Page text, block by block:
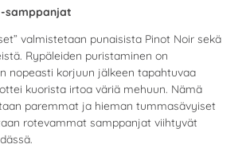
-samppanjat
valmistetaan punaisista Pinot Noir sekä
Rypäleiden puristaminen on
nopeasti korjuun jälkeen tapahtuvaa
kuorista irtoa väriä mehuun. Nämä
paremmat ja hieman tummasävyiset
rotevammat samppanjat viihtyvät